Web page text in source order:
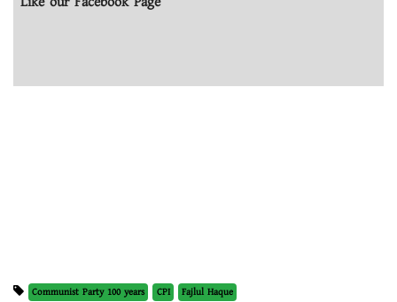
Communist Party 100 years CPI Fajlul Haque